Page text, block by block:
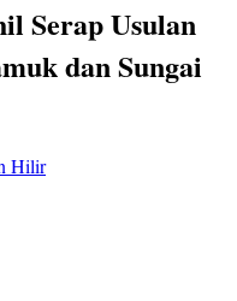
Serap Usulan
dan Sungai
Hilir